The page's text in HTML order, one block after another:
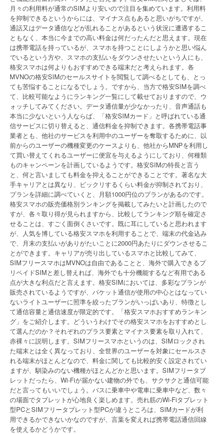
月々の利用料が通常のSIMより安いので注目を集めています。利用料
を抑制できるというからには、マイナス点もあると思いがちですが、
通話又はデータ通信などが乱れることがあるという状況に遭遇するこ
ともなく、本当に今までの高い料金は何だったんだと思えます。現在
は携帯電話を持っているが、スマホを持つことにしようかと思い悩ん
でいるという方や、スマホの支払いをダウンさせたいという人にも、
格安スマホは何よりもおすすめできる端末だと考えられます。各
MVNOの格安SIMのセールスサイトを閲覧して調べるとしても、とっ
ても苦悩することになるでしょう。ですから、当方で格安SIMを調べ
て、比較可能なようにランキング一覧にして載せておりますので、ウ
ォッチしてみてください。データ通信量が少なかったり、音声通話も
本当に少ないという人ならば、「格安SIMカード」と呼ばれている通
信サービスに切り替えると、通信料金を抑制できます。各携帯電話事
業者とも、他社のサービスを利用中のユーザーを奪取するために、以
前からのユーザーの機種変更のケースよりも、他社からMNPを利用し
て買い替えてくれるユーザーに便宜を与えるようにしており、何種類
ものキャンペーンを計画しているようです。格安SIMの特長と言う
と、何と言いましても料金を抑えることができることです。著名な大
手キャリアとは異なり、ビックリするくらい料金が抑制されており、
プランを詳細に調べていくと、月額1000円位のプランがあるのです。
格安スマホの販売価格別ランキングを掲載してみたいと計画したので
すが、各々取り得が見られますから、比較してランキング順を確定さ
せることは、すごく面倒くさいです。既に耳にしていると思われます
が、人気を博している格安スマホを利用することで、端末の代金込み
で、月末の支払いがありがたいことに2000円あたりにダウンさせるこ
とができます。キャリアが売り出しているスマホと比較してみて、
SIMフリースマホはMVNOは自由であることと、海外で購入できるプ
リペイドSIMと差し替えれば、海外でも十分機能するなど有用である
点が大きな利点だと言えます。格安SIMにおいては、多彩なプランが
販売されているようですが、パケット通信が使用の中心とはなってい
ないライトユーザーに照準を絞ったプランがいっぱいあり、特徴とし
て通信容量と通信速度が限定的です。「格安スマホおすすめランキン
グ」をご紹介します。どういうわけでその格安スマホをおすすめとし
て選んだのか？それぞれのプラス要素とマイナス要素を取り入れて、
赤裸々に説明します。SIMフリースマホというのは、SIMロックされ
た端末とは全く異なっており、全世界のユーザーを対象にセールスさ
れる端末がほとんどなので、料金に関しても比較的安く設定されてい
ますが、馴染みのない機種がほとんどかと思います。SIMフリータブ
レットだったら、Wi-Fiが届かない建物の外でも、サクサクと通信可能
だと言ってもいいでしょう。バスに乗車中や電車に乗車中など、数々
の場面でタブレットが心地良く楽しめます。売れ筋のWi-Fiタブレット
型PCとSIMフリータブレット型PCが違うところは、SIMカードが利
用できるかできないかなのですが、言葉を変えれば携帯電話通信回線
を使えるかどうかです。